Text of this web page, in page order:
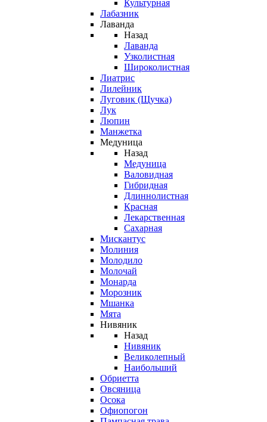
Культурная
Лабазник
Лаванда
Назад
Лаванда
Узколистная
Широколистная
Лиатрис
Лилейник
Луговик (Щучка)
Лук
Люпин
Манжетка
Медуница
Назад
Медуница
Валовидная
Гибридная
Длиннолистная
Красная
Лекарственная
Сахарная
Мискантус
Молиния
Молодило
Молочай
Монарда
Морозник
Мшанка
Мята
Нивяник
Назад
Нивяник
Великолепный
Наибольший
Обриетта
Овсяница
Осока
Офиопогон